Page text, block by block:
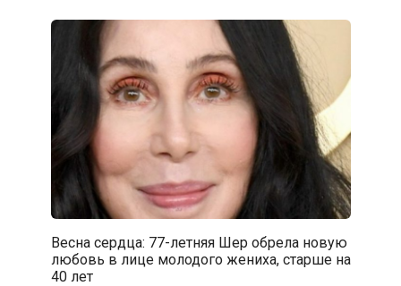
Весна сердца: 77-летняя Шер обрела новую
любовь в лице молодого жениха, старше на
40 лет